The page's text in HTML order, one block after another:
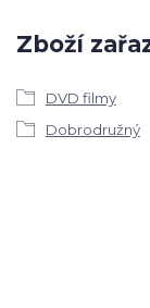
Zboží
DVD filmy
Dobrodružný